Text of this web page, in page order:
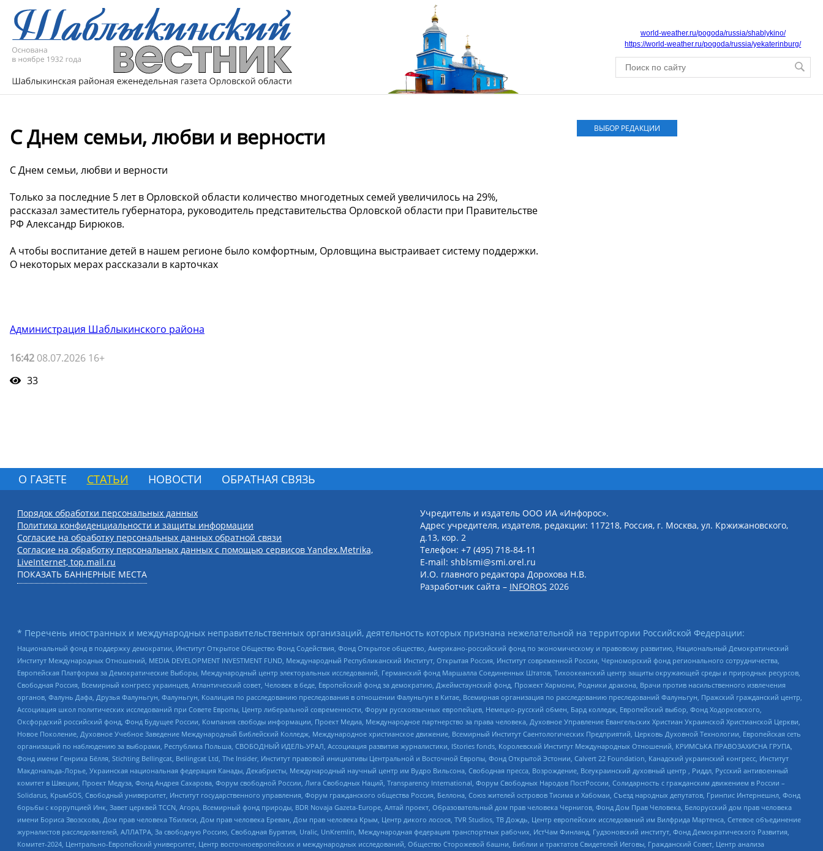
world-weather.ru/pogoda/russia/shablykino/
https://world-weather.ru/pogoda/russia/yekaterinburg/
С Днем семьи, любви и верности ️
С Днем семьи, любви и верности ️
Только за последние 5 лет в Орловской области количество многодетных семей увеличилось на 29%,
рассказал заместитель губернатора, руководитель представительства Орловской области при Правительстве
РФ Александр Бирюков.
А чтобы воспитание детей в нашем регионе было комфортным, Орловщина выстраивает систему поддержки.
О некоторых мерах рассказали в карточках
Администрация Шаблыкинского района
16:42 08.07.2026 16+
33
ВЫБОР РЕДАКЦИИ
О ГАЗЕТЕ СТАТЬИ НОВОСТИ ОБРАТНАЯ СВЯЗЬ
Порядок обработки персональных данных
Политика конфиденциальности и защиты информации
Согласие на обработку персональных данных обратной связи
Согласие на обработку персональных данных с помощью сервисов Yandex.Metrika,
LiveInternet, top.mail.ru
ПОКАЗАТЬ БАННЕРНЫЕ МЕСТА
Учредитель и издатель ООО ИА «Инфорос».
Адрес учредителя, издателя, редакции: 117218, Россия, г. Москва, ул. Кржижановского,
д.13, кор. 2
Телефон: +7 (495) 718-84-11
E-mail: shblsmi@smi.orel.ru
И.О. главного редактора Дорохова Н.В.
Разработчик сайта – INFOROS 2026
* Перечень иностранных и международных неправительственных организаций, деятельность которых признана нежелательной на территории Российской Федерации:
Национальный фонд в поддержку демократии, Институт Открытое Общество Фонд Содействия, Фонд Открытое общество, Американо-российский фонд по экономическому и правовому развитию, Национальный Демократический
Институт Международных Отношений, MEDIA DEVELOPMENT INVESTMENT FUND, Международный Республиканский Институт, Открытая Россия, Институт современной России, Черноморский фонд регионального сотрудничества,
Европейская Платформа за Демократические Выборы, Международный центр электоральных исследований, Германский фонд Маршалла Соединенных Штатов, Тихоокеанский центр защиты окружающей среды и природных ресурсов,
Свободная Россия, Всемирный конгресс украинцев, Атлантический совет, Человек в беде, Европейский фонд за демократию, Джеймстаунский фонд, Прожект Хармони, Родники дракона, Врачи против насильственного извлечения
органов, Фалунь Дафа, Друзья Фалуньгун, Фалуньгун, Коалиция по расследованию преследования в отношении Фалуньгун в Китае, Всемирная организация по расследованию преследований Фалуньгун, Пражский гражданский центр,
Ассоциация школ политических исследований при Совете Европы, Центр либеральной современности, Форум русскоязычных европейцев, Немецко-русский обмен, Бард колледж, Европейский выбор, Фонд Ходорковского,
Оксфордский российский фонд, Фонд Будущее России, Компания свободы информации, Проект Медиа, Международное партнерство за права человека, Духовное Управление Евангельских Христиан Украинской Христианской Церкви,
Новое Поколение, Духовное Учебное Заведение Международный Библейский Колледж, Международное христианское движение, Всемирный Институт Саентологических Предприятий, Церковь Духовной Технологии, Европейская сеть
организаций по наблюдению за выборами, Республика Польша, СВОБОДНЫЙ ИДЕЛЬ-УРАЛ, Ассоциация развития журналистики, IStories fonds, Королевский Институт Международных Отношений, КРИМСЬКА ПРАВОЗАХИСНА ГРУПА,
Фонд имени Генриха Бёлля, Stichting Bellingcat, Bellingcat Ltd, The Insider, Институт правовой инициативы Центральной и Восточной Европы, Фонд Открытой Эстонии, Calvert 22 Foundation, Канадский украинский конгресс, Институт
Макдональда-Лорье, Украинская национальная федерация Канады, Декабристы, Международный научный центр им Вудро Вильсона, Свободная пресса, Возрождение, Всеукраинский духовный центр , Риддл, Русский антивоенный
комитет в Швеции, Проект Медуза, Фонд Андрея Сахарова, Форум свободной России, Лига Свободных Наций, Transparеncy International, Форум Свободных Народов ПостРоссии, Солидарность с гражданским движением в России –
Solidarus, КрымSOS, Свободный университет, Институт государственного управления, Форум гражданского общества Россия, Беллона, Союз жителей островов Тисима и Хабомаи, Съезд народных депутатов, Гринпис Интернешнл, Фонд
борьбы с коррупцией Инк, Завет церквей TCCN, Агора, Всемирный фонд природы, BDR Novaja Gazeta-Europe, Алтай проект, Образовательный дом прав человека Чернигов, Фонд Дом Прав Человека, Белорусский дом прав человека
имени Бориса Звозскова, Дом прав человека Тбилиси, Дом прав человека Ереван, Дом прав человека Крым, Центр дикого лосося, TVR Studios, ТВ Дождь, Центр европейских исследований им Вилфрида Мартенса, Сетевое объединение
журналистов расследователей, АЛЛАТРА, За свободную Россию, Свободная Бурятия, Uralic, UnKremlin, Международная федерация транспортных рабочих, ИстЧам Финланд, Гудзоновский институт, Фонд Демократического Развития,
Комитет-2024, Центрально-Европейский университет, Центр восточноевропейских и международных исследований, Общество Сторожевой башни, Библии и трактатов Свидетелей Иеговы, Гражданский Совет, Центр анализа